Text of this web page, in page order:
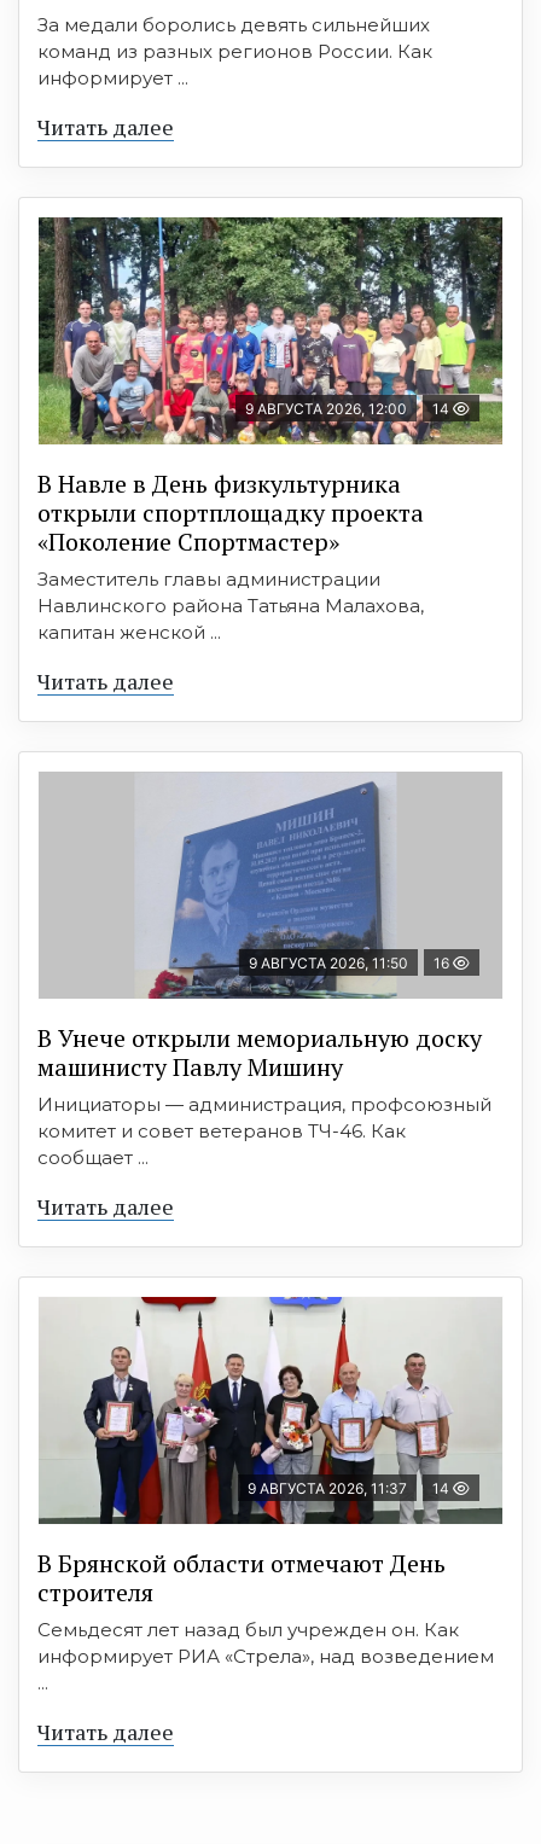
За медали боролись девять сильнейших
команд из разных регионов России. Как
информирует ...
Читать далее
9 АВГУСТА 2026, 12:00 14
В Навле в День физкультурника
открыли спортплощадку проекта
«Поколение Спортмастер»
Заместитель главы администрации
Навлинского района Татьяна Малахова,
капитан женской ...
Читать далее
9 АВГУСТА 2026, 11:50 16
В Унече открыли мемориальную доску
машинисту Павлу Мишину
Инициаторы — администрация, профсоюзный
комитет и совет ветеранов ТЧ-46. Как
сообщает ...
Читать далее
9 АВГУСТА 2026, 11:37 14
В Брянской области отмечают День
строителя
Семьдесят лет назад был учрежден он. Как
информирует РИА «Стрела», над возведением
...
Читать далее